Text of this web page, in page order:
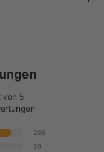
von 5
286
59